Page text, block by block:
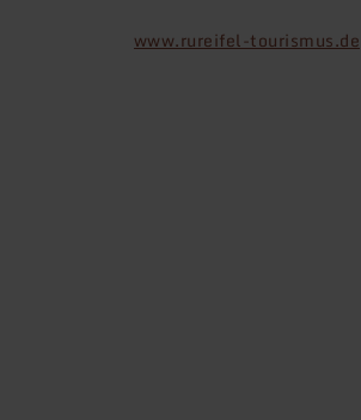
www.rureifel-tourismus.de